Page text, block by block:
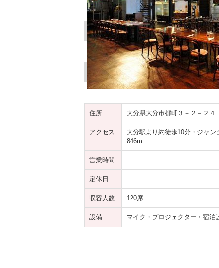
住所 大分県大分市都町３－２－２
アクセス
大分駅より約徒歩10分・ジャ
846m
営業時間
定休日
収容人数 120席
設備 マイク・プロジェクター・宿泊